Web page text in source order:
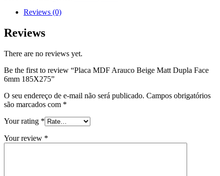
Reviews (0)
Reviews
There are no reviews yet.
Be the first to review “Placa MDF Arauco Beige Matt Dupla Face
6mm 185X275”
O seu endereço de e-mail não será publicado. Campos obrigatórios
são marcados com *
Your rating *
Your review *